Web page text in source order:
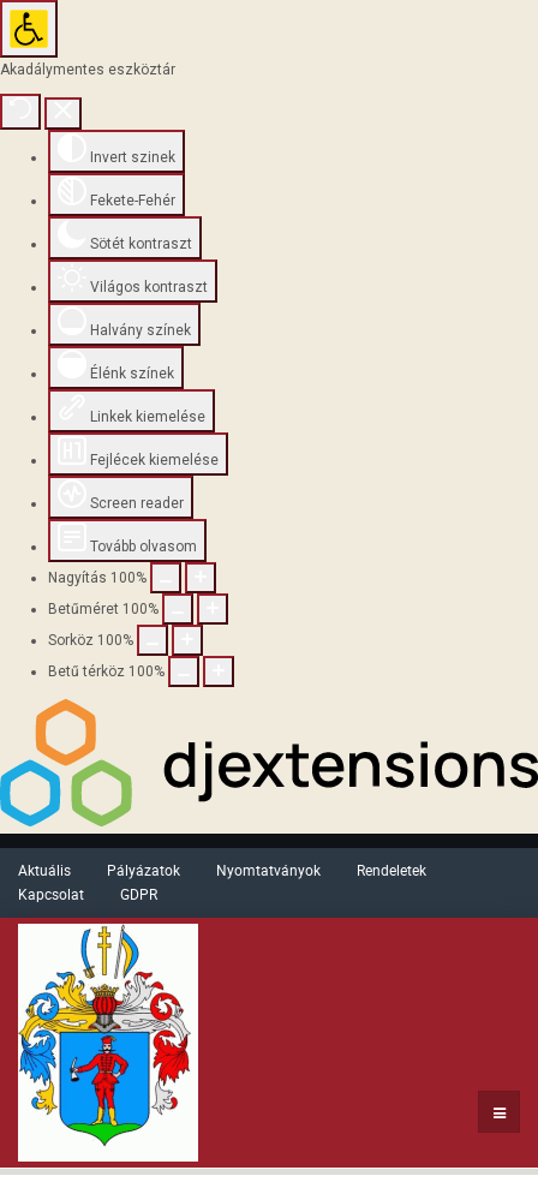
Akadálymentes eszköztár
Invert szinek
Fekete-Fehér
Sötét kontraszt
Világos kontraszt
Halvány színek
Élénk színek
Linkek kiemelése
Fejlécek kiemelése
Screen reader
Tovább olvasom
Nagyítás 100%
Betűméret 100%
Sorköz 100%
Betű térköz 100%
Aktuális Pályázatok Nyomtatványok
Rendeletek
Kapcsolat
GDPR